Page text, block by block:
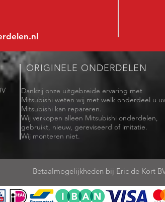
ORIGINELE ONDERDELEN
Dankzij onze uitgebreide ervaring met
Mitsubishi weten wij met welk onderdeel u
Mitsubishi kan repareren.
Wij verkopen alleen Mitsubishi onderdelen,
gebruikt, nieuw, gereviseerd of imitatie.
Wij monteren niet.
Betaalmogelijkheden bij Eric de Kort